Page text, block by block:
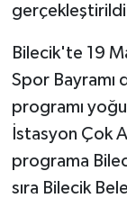
Bilecik'te 19
Spor Bayramı
programı
İstasyon Çok
programa
sıra Bilecik
GENEL
GÜNDEM
Güvenlik